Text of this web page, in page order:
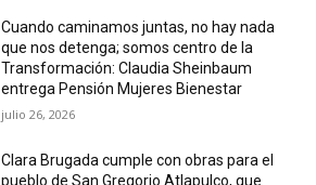
Cuando caminamos juntas, no hay nada
que nos detenga; somos centro de la
Transformación: Claudia Sheinbaum
entrega Pensión Mujeres Bienestar
julio 26, 2026
Clara Brugada cumple con obras para el
pueblo de San Gregorio Atlapulco, que